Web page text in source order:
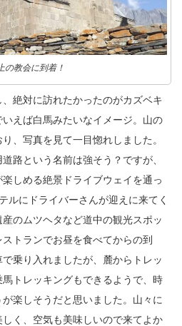
の教会に到着！
絶対に訪れたかったのがカズベキ
えば白馬みたいなイメージ。山の
、写真を見て一目惚れしました。
路という名前は強そう？ですが、
しめる絶景ドライブウェイを通っ
ルにドライバーさんが迎えに来てく
のムツヘタなど道中の観光スポッ
トランでお昼を食べてからの到
乗り入れましたが、麓からトレッ
トレッキングもできるようで、時
楽しそうだと思いました。山々に
く、空気も美味しいので来てよか